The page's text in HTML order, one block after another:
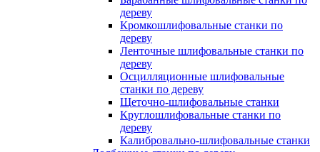
дереву
Кромкошлифовальные станки по
дереву
Ленточные шлифовальные станки по
дереву
Осцилляционные шлифовальные
станки по дереву
Щеточно-шлифовальные станки
Круглошлифовальные станки по
дереву
Калибровально-шлифовальные станки